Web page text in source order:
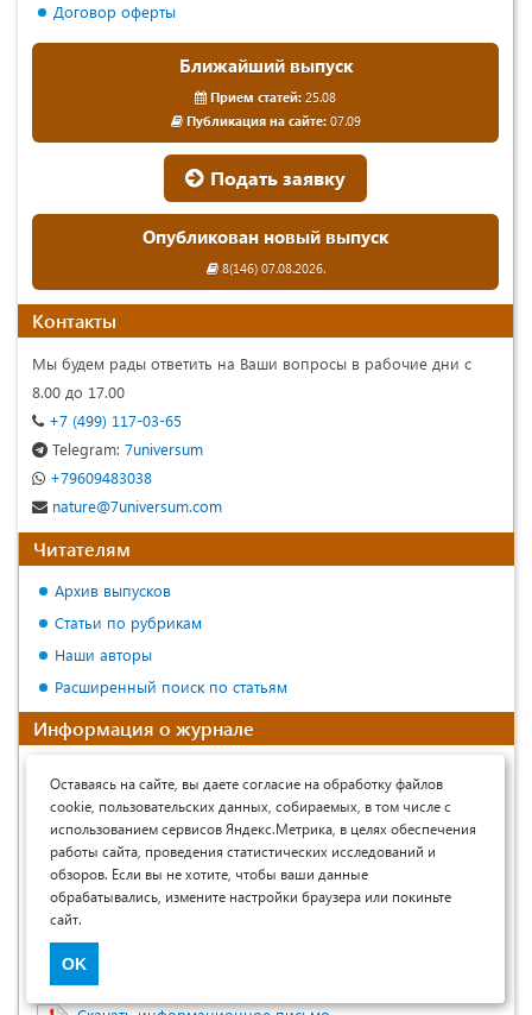
Договор оферты
Ближайший выпуск
Прием статей: 25.08
Публикация на сайте:07.09
Подать заявку
Опубликован новый выпуск
8(146) 07.08.2026.
Контакты
Мы будем рады ответить на Ваши вопросы в рабочие дни с
8.00 до 17.00
+7 (499) 117-03-65
Telegram: 7universum
+79609483038
nature@7universum.com
Читателям
Архив выпусков
Статьи по рубрикам
Наши авторы
Расширенный поиск по статьям
Информация о журнале
Св-во о регистрации СМИ:
ЭЛ № ФС77-91809 от 03.07.2026
Учредитель журнала:ООО «Юниверсум»
Выходит с 2013 года
ISSN:2311-5459
Языки:русский, English.
Размещается в eLIBRARY.RU
Оставаясь на сайте, вы даете согласие на обработку файлов
cookie, пользовательских данных, собираемых, в том числе с
использованием сервисов Яндекс.Метрика, в целях обеспечения
работы сайта, проведения статистических исследований и
обзоров. Если вы не хотите, чтобы ваши данные
обрабатывались, измените настройки браузера или покиньте
сайт.
OK